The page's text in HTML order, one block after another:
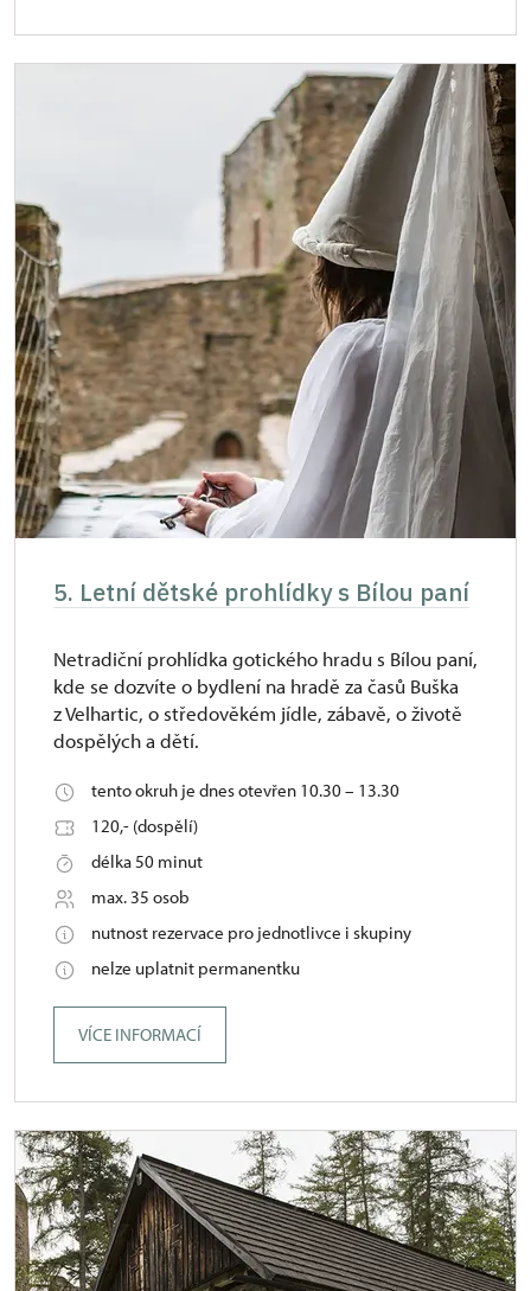
5. Letní dětské prohlídky s Bílou paní
Netradiční prohlídka gotického hradu s Bílou paní,
kde se dozvíte o bydlení na hradě za časů Buška
z Velhartic, o středověkém jídle, zábavě, o životě
dospělých a dětí.
tento okruh je dnes otevřen 10.30 – 13.30
120,- (dospělí)
délka 50 minut
max. 35 osob
nutnost rezervace pro jednotlivce i skupiny
nelze uplatnit permanentku
VÍCE INFORMACÍ